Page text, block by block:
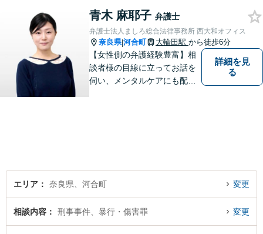
青木 麻耶子 弁護士
弁護士法人ましろ総合法律事務所 西大和オフィス
奈良県|河合町 大輪田駅 から徒歩6分
【女性側の弁護経験豊富】相
談者様の目線に立ってお話を
伺い、メンタルケアにも配慮
詳細を見
る
エリア 奈良県、河合町 変更
相談内容 刑事事件、暴行・傷害罪 変更